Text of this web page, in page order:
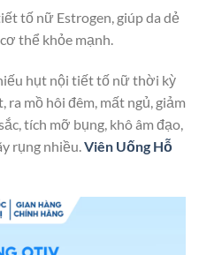
tố nữ Estrogen, giúp da dẻ
thể khỏe mạnh.
hụt nội tiết tố nữ thời kỳ
ra mồ hôi đêm, mất ngủ, giảm
tích mỡ bụng, khô âm đạo,
rụng nhiều. Viên Uống Hỗ